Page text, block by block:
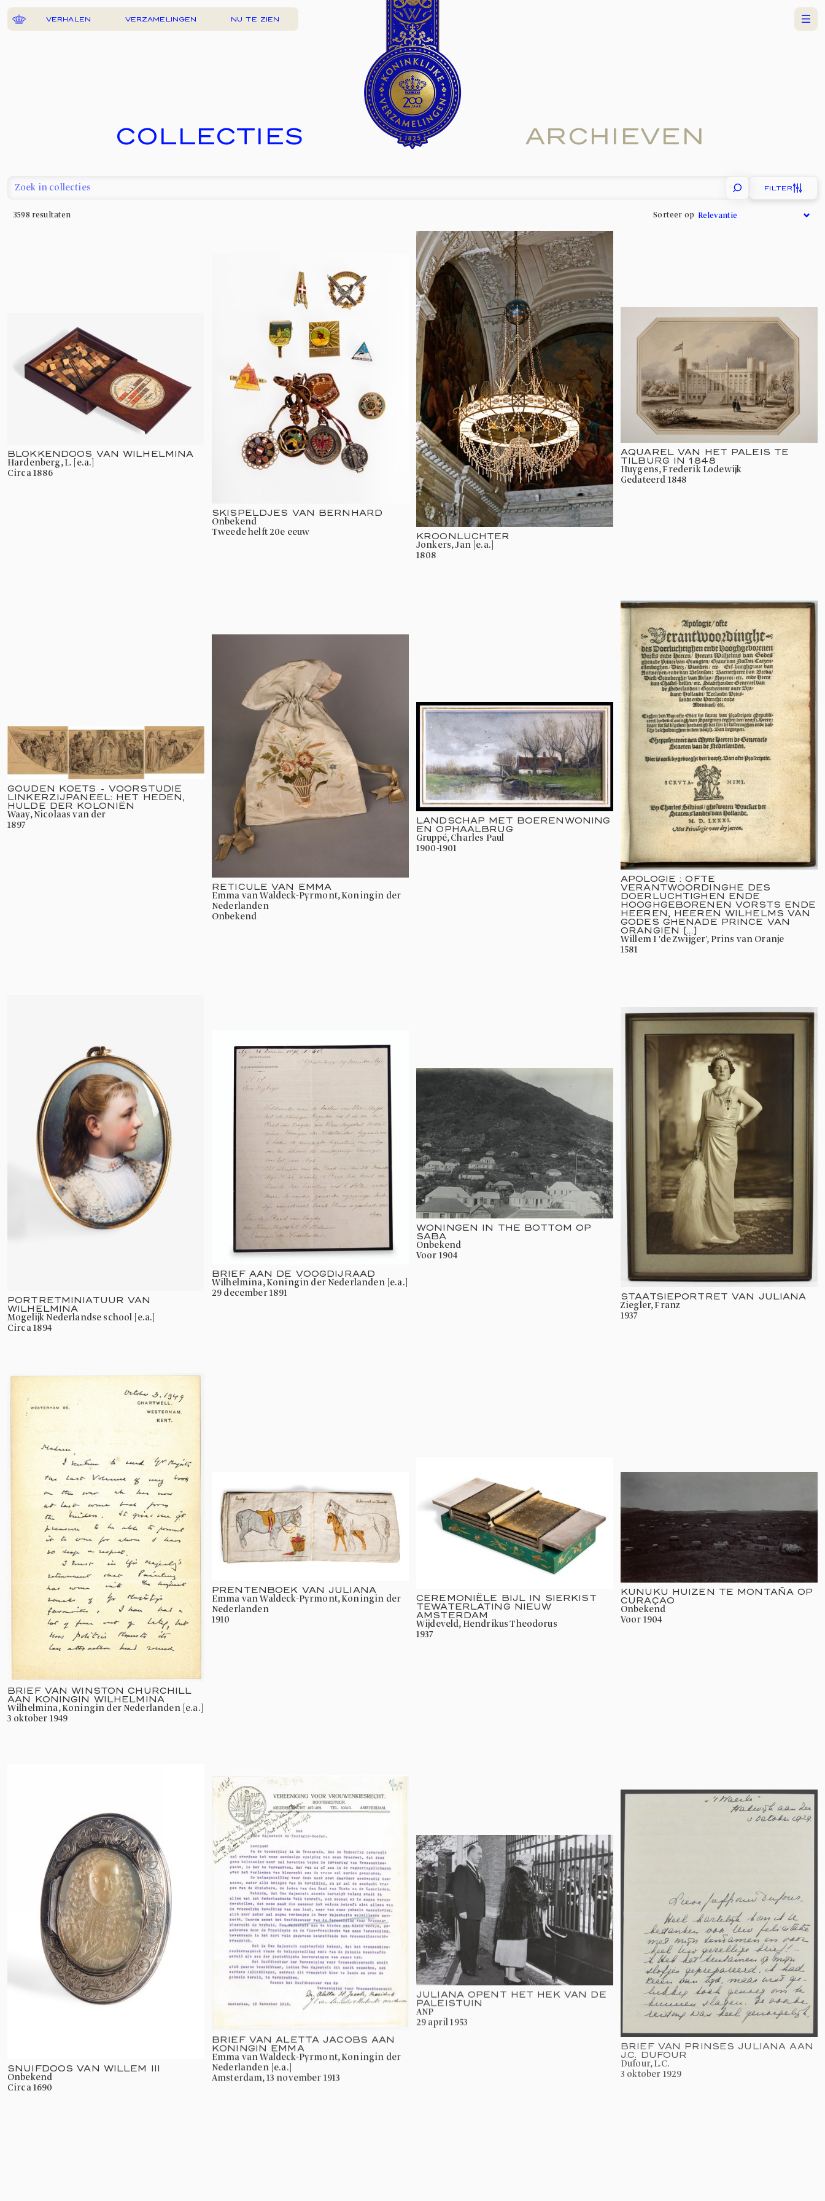
VERHALEN VERZAMELINGEN NU TE ZIEN Menu
COLLECTIES ARCHIEVEN
FILTER
3598 resultaten Sorteer op
BLOKKENDOOS VAN WILHELMINA
Hardenberg, L. [e.a.]
circa 1886
SKISPELDJES VAN BERNHARD
onbekend
tweede helft 20e eeuw
KROONLUCHTER
Jonkers, Jan [e.a.]
1808
AQUAREL VAN HET PALEIS TE
TILBURG IN 1848
Huygens, Frederik Lodewijk
gedateerd 1848
GOUDEN KOETS - VOORSTUDIE
LINKERZIJPANEEL: HET HEDEN,
HULDE DER KOLONIËN
Waay, Nicolaas van der
1897
RETICULE VAN EMMA
Emma van Waldeck-Pyrmont, Koningin der
Nederlanden
onbekend
LANDSCHAP MET BOERENWONING
EN OPHAALBRUG
Gruppé, Charles Paul
1900-1901
APOLOGIE : OFTE
VERANTWOORDINGHE DES
DOERLUCHTIGHEN ENDE
HOOGHGEBORENEN VORSTS ENDE
HEEREN, HEEREN WILHELMS VAN
GODES GHENADE PRINCE VAN
ORANGIEN [...]
Willem I 'de Zwijger', Prins van Oranje
1581
PORTRETMINIATUUR VAN
WILHELMINA
mogelijk Nederlandse school [e.a.]
circa 1894
BRIEF AAN DE VOOGDIJRAAD
Wilhelmina, Koningin der Nederlanden [e.a.]
29 december 1891
WONINGEN IN THE BOTTOM OP
SABA
onbekend
voor 1904
STAATSIEPORTRET VAN JULIANA
Ziegler, Franz
1937
BRIEF VAN WINSTON CHURCHILL
AAN KONINGIN WILHELMINA
Wilhelmina, Koningin der Nederlanden [e.a.]
3 oktober 1949
PRENTENBOEK VAN JULIANA
Emma van Waldeck-Pyrmont, Koningin der
Nederlanden
1910
CEREMONIËLE BIJL IN SIERKIST
TEWATERLATING NIEUW
AMSTERDAM
Wijdeveld, Hendrikus Theodorus
1937
KUNUKU HUIZEN TE MONTAÑA OP
CURAÇAO
onbekend
voor 1904
SNUIFDOOS VAN WILLEM III
onbekend
circa 1690
BRIEF VAN ALETTA JACOBS AAN
KONINGIN EMMA
Emma van Waldeck-Pyrmont, Koningin der
Nederlanden [e.a.]
Amsterdam, 13 november 1913
JULIANA OPENT HET HEK VAN DE
PALEISTUIN
ANP
29 april 1953
BRIEF VAN PRINSES JULIANA AAN
J.C. DUFOUR
Dufour, L.C.
3 oktober 1929